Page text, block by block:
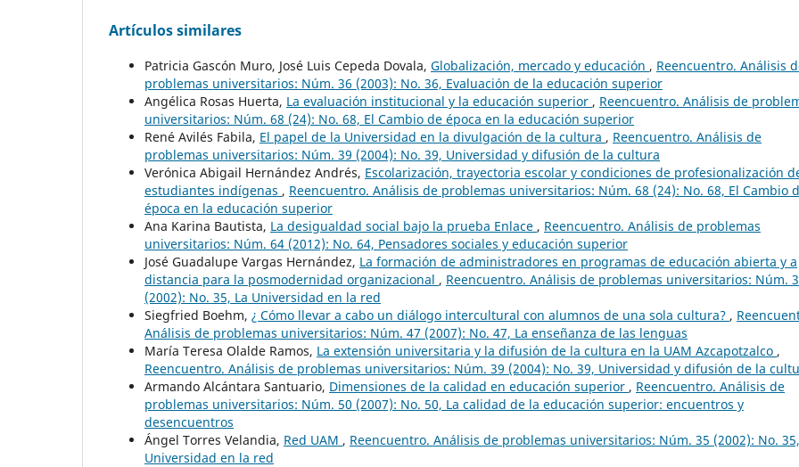
Artículos similares
Patricia Gascón Muro, José Luis Cepeda Dovala, Globalización, mercado y educación , Reencuentro. Análisis
problemas universitarios: Núm. 36 (2003): No. 36, Evaluación de la educación superior
Angélica Rosas Huerta, La evaluación institucional y la educación superior , Reencuentro. Análisis de
universitarios: Núm. 68 (24): No. 68, El Cambio de época en la educación superior
René Avilés Fabila, El papel de la Universidad en la divulgación de la cultura , Reencuentro. Análisis de
problemas universitarios: Núm. 39 (2004): No. 39, Universidad y difusión de la cultura
Verónica Abigail Hernández Andrés, Escolarización, trayectoria escolar y condiciones de profesionalización
estudiantes indígenas , Reencuentro. Análisis de problemas universitarios: Núm. 68 (24): No. 68, El Cambio
época en la educación superior
Ana Karina Bautista, La desigualdad social bajo la prueba Enlace , Reencuentro. Análisis de problemas
universitarios: Núm. 64 (2012): No. 64, Pensadores sociales y educación superior
José Guadalupe Vargas Hernández, La formación de administradores en programas de educación abierta y a
distancia para la posmodernidad organizacional , Reencuentro. Análisis de problemas universitarios: Núm.
(2002): No. 35, La Universidad en la red
Siegfried Boehm, ¿ Cómo llevar a cabo un diálogo intercultural con alumnos de una sola cultura? ,
Análisis de problemas universitarios: Núm. 47 (2007): No. 47, La enseñanza de las lenguas
María Teresa Olalde Ramos, La extensión universitaria y la difusión de la cultura en la UAM Azcapotzalco ,
Reencuentro. Análisis de problemas universitarios: Núm. 39 (2004): No. 39, Universidad y difusión de la
Armando Alcántara Santuario, Dimensiones de la calidad en educación superior , Reencuentro. Análisis de
problemas universitarios: Núm. 50 (2007): No. 50, La calidad de la educación superior: encuentros y
desencuentros
Ángel Torres Velandia, Red UAM , Reencuentro. Análisis de problemas universitarios: Núm. 35 (2002): No.
Universidad en la red